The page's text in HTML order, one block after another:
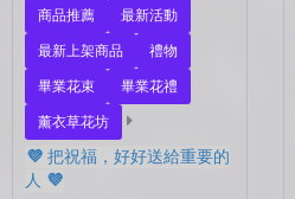
商品推薦
最新活動
最新上架商品
禮物
畢業花束
畢業花禮
薰衣草花坊
💜 把祝福，好好送給重要的
人 💜